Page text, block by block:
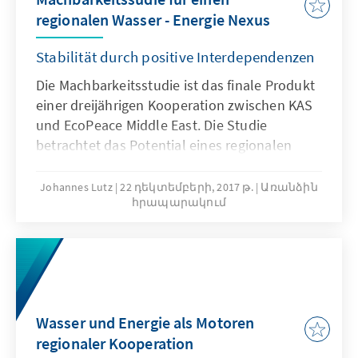
regionalen Wasser - Energie Nexus
Stabilität durch positive Interdependenzen
Die Machbarkeitsstudie ist das finale Produkt
einer dreijährigen Kooperation zwischen KAS
und EcoPeace Middle East. Die Studie
betrachtet das Potential eines regionalen
der Mittelmeerküste Israels und Gazas mit
Solarenergie aus den Wüsten Jordaniens. Die
technisch machbar ist und für alle beteiligten
Seiten neben Vorteilen für den Umweltschutz
auch substantielle wirtschaftliche und
Johannes Lutz 22 դեկտեմբերի, 2017 թ. Առանձին
հրապարակում
Wasser und Energie als Motoren
regionaler Kooperation